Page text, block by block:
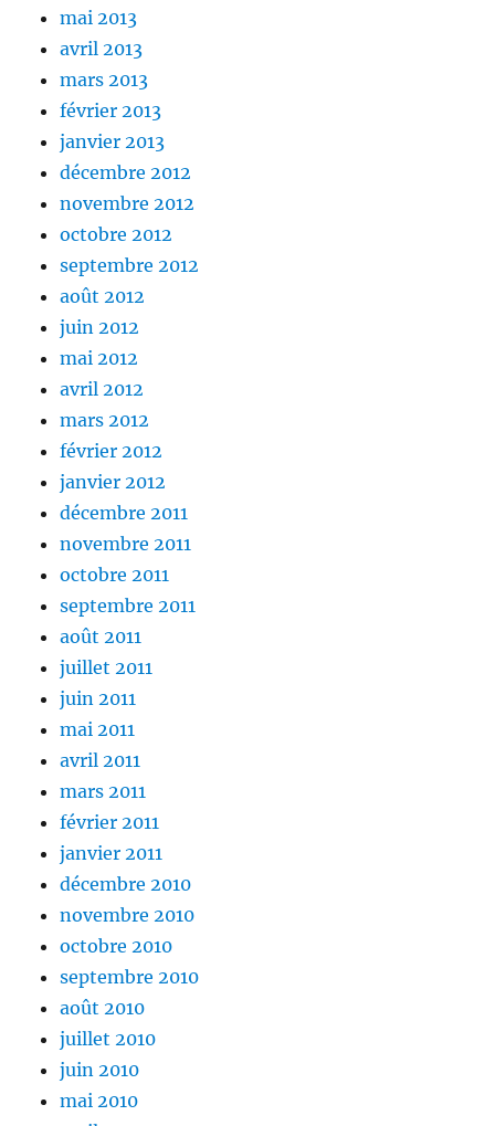
mai 2013
avril 2013
mars 2013
février 2013
janvier 2013
décembre 2012
novembre 2012
octobre 2012
septembre 2012
août 2012
juin 2012
mai 2012
avril 2012
mars 2012
février 2012
janvier 2012
décembre 2011
novembre 2011
octobre 2011
septembre 2011
août 2011
juillet 2011
juin 2011
mai 2011
avril 2011
mars 2011
février 2011
janvier 2011
décembre 2010
novembre 2010
octobre 2010
septembre 2010
août 2010
juillet 2010
juin 2010
mai 2010